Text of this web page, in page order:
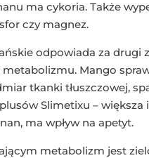
ma cykoria. Także
czy magnez.
odpowiada za drugi
Mango
tkanki tłuszczowej,
Slimetixu – większa
ma wpływ na apetyt.
metabolizm jest